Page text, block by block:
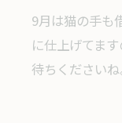
9月は猫の手も
に仕上げてま
待ちください